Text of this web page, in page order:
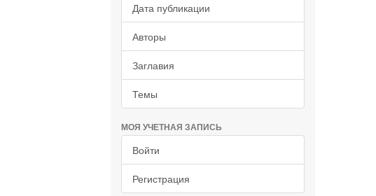
Дата публикации
Авторы
Заглавия
Темы
МОЯ УЧЕТНАЯ ЗАПИСЬ
Войти
Регистрация